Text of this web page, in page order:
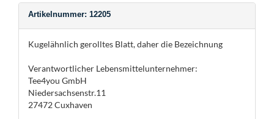
Artikelnummer: 12205
Kugelähnlich gerolltes Blatt, daher die Bezeichnung
Verantwortlicher Lebensmittelunternehmer:
Tee4you GmbH
Niedersachsenstr.11
27472 Cuxhaven